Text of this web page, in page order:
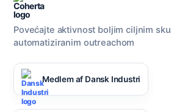
Povećajte aktivnost boljim ciljnim
automatiziranim outreachom
Medlem af Dansk Industri